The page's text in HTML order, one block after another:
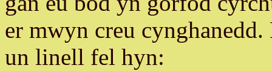
er mwyn creu
un linell fel hyn: